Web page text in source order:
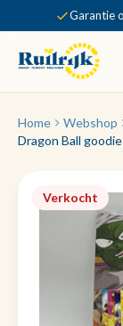
Garantie
Home Webshop
Dragon Ball
Verkocht